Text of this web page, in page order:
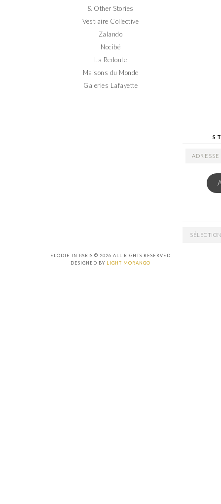
& Other Stories
Vestiaire Collective
Zalando
Nocibé
La Redoute
Maisons du Monde
Galeries Lafayette
ADRESSE
ARCHIVES
ELODIE IN PARIS © 2026 ALL RIGHTS RESERVED
DESIGNED BY LIGHT MORANGO